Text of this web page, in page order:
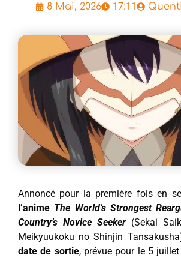
8 Mai, 2026 17:11
Annoncé pour la première fois en
l’anime The World’s Strongest
Country’s Novice Seeker (Sekai
Meikyuukoku no Shinjin
date de sortie, prévue pour le 5